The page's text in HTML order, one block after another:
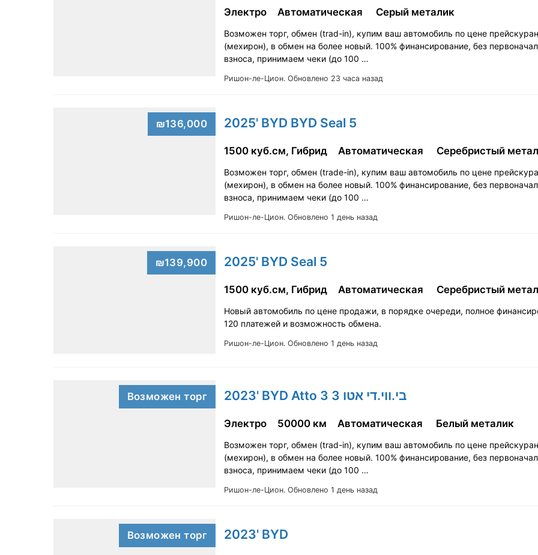
Ришон-ле-Цион. Обновлено 23 часа назад
Электро Автоматическая Серый металик
Возможен торг, обмен (trad-in), купим ваш автомобиль по цене
(мехирон), в обмен на более новый. 100% финансирование, без
взноса, принимаем чеки (до 100 …
₪136,000 2025' BYD BYD Seal 5
Ришон-ле-Цион. Обновлено 1 день назад
1500 куб.см, Гибрид Автоматическая Серебристый
Возможен торг, обмен (tradе-in), купим ваш автомобиль по цене
(мехирон), в обмен на более новый. 100% финансирование, без
взноса, принимаем чеки (до 100 …
₪139,900 2025' BYD Seal 5
Ришон-ле-Цион. Обновлено 1 день назад
1500 куб.см, Гибрид Автоматическая Серебристый
Новый автомобиль по цене продажи, в порядке очереди, полное
120 платежей и возможность обмена.
Возможен торг 2023' BYD Atto 3 בי.ווי.די אטו 3
Ришон-ле-Цион. Обновлено 1 день назад
Электро 50000 км Автоматическая Белый металик
Возможен торг, обмен (trad-in), купим ваш автомобиль по цене
(мехирон), в обмен на более новый. 100% финансирование, без
взноса, принимаем чеки (до 100 …
Возможен торг 2023' BYD